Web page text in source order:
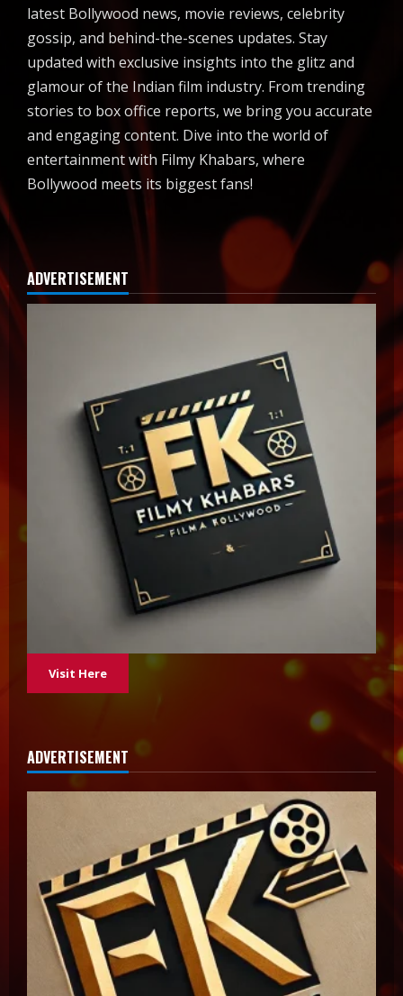
latest Bollywood news, movie reviews, celebrity
gossip, and behind-the-scenes updates. Stay
updated with exclusive insights into the glitz and
glamour of the Indian film industry. From trending
stories to box office reports, we bring you accurate
and engaging content. Dive into the world of
entertainment with Filmy Khabars, where
Bollywood meets its biggest fans!
ADVERTISEMENT
Visit Here
ADVERTISEMENT